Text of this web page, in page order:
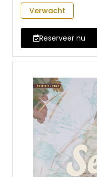
Verwacht
Reserveer nu